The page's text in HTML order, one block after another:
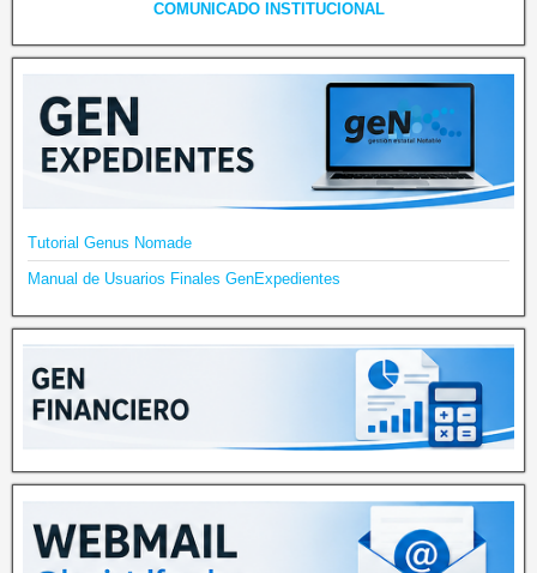
COMUNICADO INSTITUCIONAL
Tutorial Genus Nomade
Manual de Usuarios Finales GenExpedientes